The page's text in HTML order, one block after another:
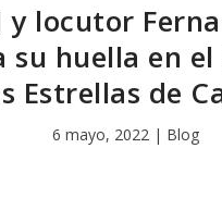
y locutor
su huella en el
Estrellas de
6 mayo, 2022| Blog